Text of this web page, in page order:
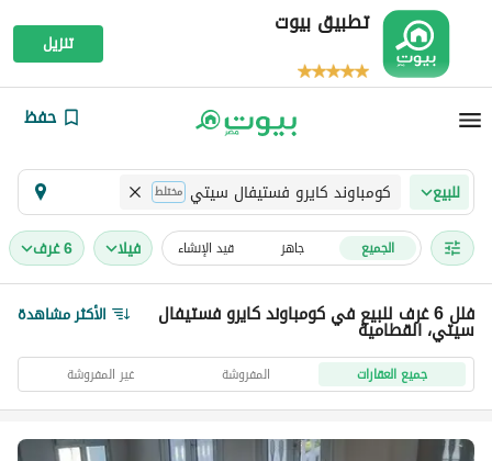
تطبيق بيوت
تنزيل
حفظ
للبيع كومباوند كايرو فستيفال سيتي مختلط
الجميع جاهز قيد الإنشاء فیلا 6 غرف
فلل 6 غرف للبيع في كومباوند كايرو فستيفال
سيتي، القطامية الأكثر مشاهدة
جميع العقارات المفروشة غير المفروشة